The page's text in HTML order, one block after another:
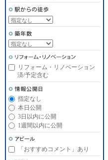
リフォーム・リノベーション
済/予定含む
指定なし
本日公開
3日以内に公開
1週間以内に公開
「おすすめコメント」あり